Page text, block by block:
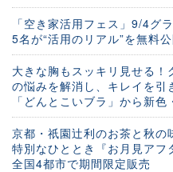
「空き家活用フェス」9/4グ
5名が“活用のリアル”を無料
大きな胸もスッキリ見せる！
の悩みを解消し、キレイを引
「どんとこいブラ」から新色
京都・祇園辻利のお茶と秋の
特別なひととき『お月見アフ
全国4都市で期間限定販売